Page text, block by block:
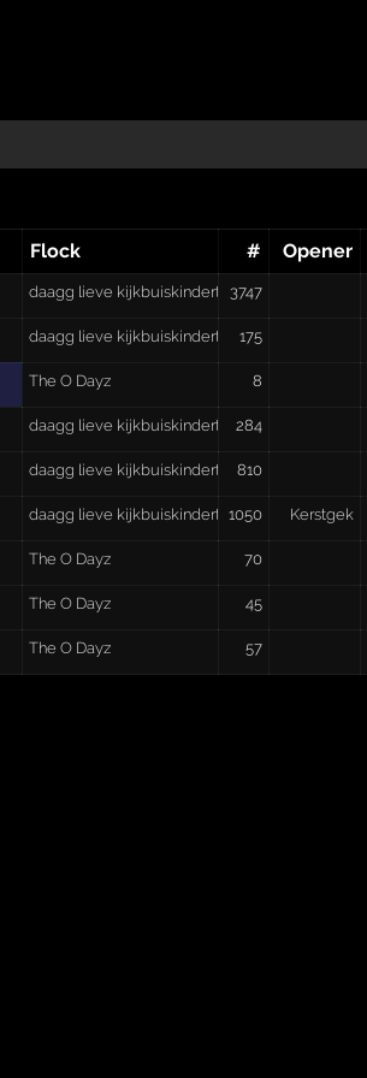
Flock # Opener
daagg lieve kijkbuiskindertjes3747
daagg lieve kijkbuiskindertjes175
The O Dayz 8
daagg lieve kijkbuiskindertjes284
daagg lieve kijkbuiskindertjes810
daagg lieve kijkbuiskindertjes1050 Kerstgek
The O Dayz 70
The O Dayz 45
The O Dayz 57